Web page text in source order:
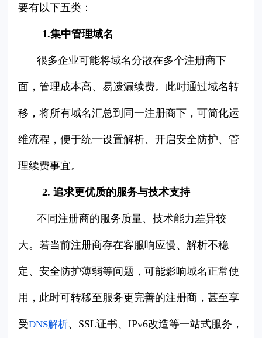
要有以下五类：
1.集中管理域名
很多企业可能将域名分散在多个注册商下
面，管理成本高、易遗漏续费。此时通过域名转
移，将所有域名汇总到同一注册商下，可简化运
维流程，便于统一设置解析、开启安全防护、管
理续费事宜。
2. 追求更优质的服务与技术支持
不同注册商的服务质量、技术能力差异较
大。若当前注册商存在客服响应慢、解析不稳
定、安全防护薄弱等问题，可能影响域名正常使
用，此时可转移至服务更完善的注册商，甚至享
受DNS解析、SSL证书、IPv6改造等一站式服务，